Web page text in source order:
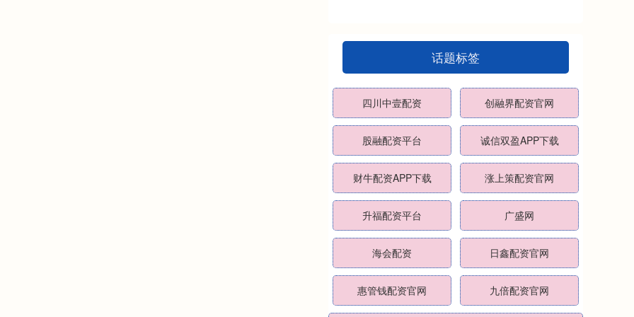
话题标签
四川中壹配资 创融界配资官网
股融配资平台 诚信双盈APP下载
财牛配资APP下载 涨上策配资官网
升福配资平台 广盛网
海会配资 日鑫配资官网
惠管钱配资官网 九倍配资官网